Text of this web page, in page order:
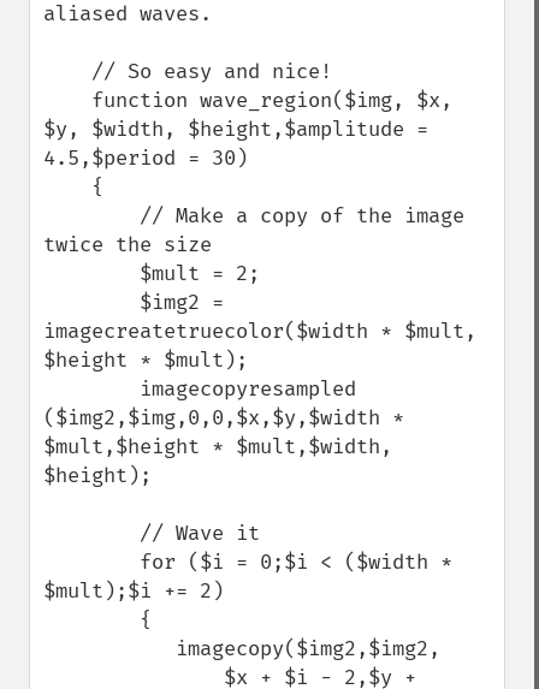
aliased waves.
$y, $width, $height,$amplitude =
4.5,$period = 30)
twice the size
imagecreatetruecolor($width * $mult,
$height * $mult);
($img2,$img,0,0,$x,$y,$width *
$mult,$height * $mult,$width,
$height);
$mult);$i += 2)